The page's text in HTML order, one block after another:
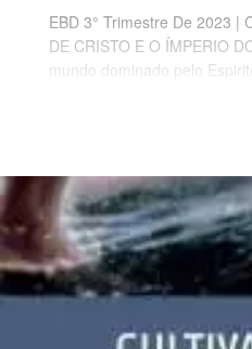
EBD 3° Trimestre De 2023 |
DE CRISTO E O ÍMPERIO
mundo dominado pelo
mundana, pois ela é a
suas vestes devem se
Bodas do Cordeiro. Leitura